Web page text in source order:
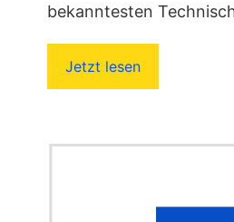
bekanntesten
Jetzt lesen